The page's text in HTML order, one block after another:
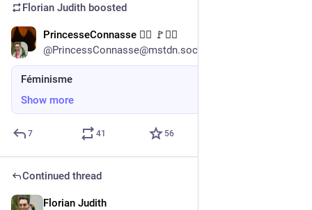
Florian Judith boosted
PrincesseConnasse ✊🏻 🚩⩜⃝
@PrincessConnasse@mstdn.social
Féminisme
Show more
7 41 56
Continued thread
Florian Judith